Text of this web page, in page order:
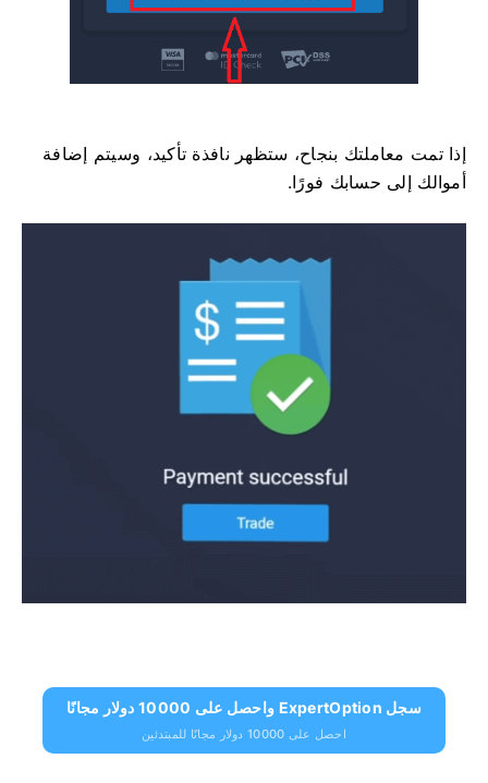
إذا تمت معاملتك بنجاح، ستظهر نافذة تأكيد، وسيتم إضافة
أموالك إلى حسابك فورًا.
سجل ExpertOption واحصل على 10000 دولار مجانًا
احصل على 10000 دولار مجانًا للمبتدئين